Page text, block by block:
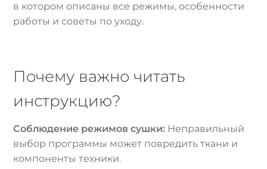
в котором описаны все режимы, особенности
работы и советы по уходу.
Почему важно читать
инструкцию?
Соблюдение режимов сушки: Неправильный
выбор программы может повредить ткани и
компоненты техники.